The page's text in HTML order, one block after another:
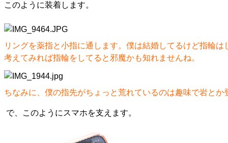
このように装着します。
リングを薬指と小指に通します。僕は結婚してるけど指輪
考えてみれば指輪をしてると邪魔かも知れませんね。
ちなみに、僕の指先がちょっと荒れているのは趣味で岩とか
で、このようにスマホを支えます。